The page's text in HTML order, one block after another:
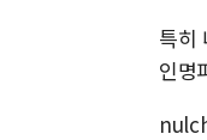
특히
인명